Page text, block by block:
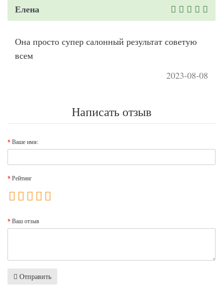
Елена
Она просто супер салонный результат советую
всем
2023-08-08
Написать отзыв
Ваше имя:
Рейтинг
Ваш отзыв
Отправить